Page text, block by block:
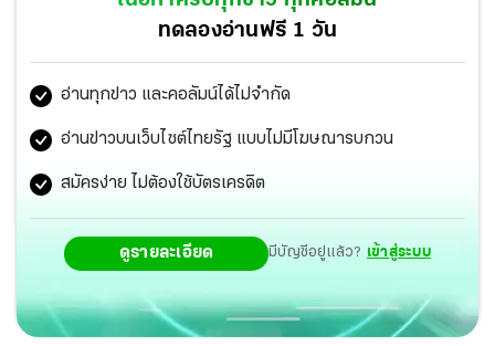
getting the goods until I get some money up front. ผู้
อ่านท่านครับ up front หมายถึง payment in advance หรือ
paid in advance การจ่ายล่วงหน้า
ทดลองอ่านฟรี 1 วัน
อ่านทุกข่าว และคอลัมน์ได้ไม่จำกัด
อ่านข่าวบนเว็บไซต์ไทยรัฐ แบบไม่มีโฆษณารบกวน
สมัครง่าย ไม่ต้องใช้บัตรเครดิต
ดูรายละเอียด มีบัญชีอยู่แล้ว? เข้าสู่ระบบ